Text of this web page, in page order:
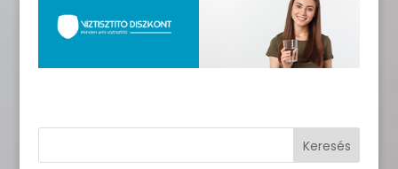
Keresés